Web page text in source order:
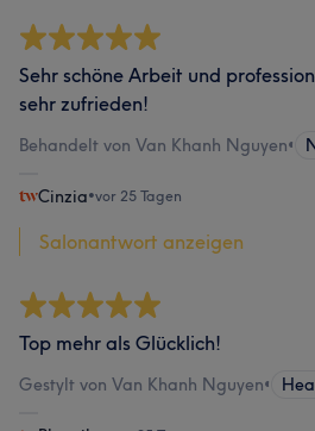
Sehr schöne Arbeit und
sehr zufrieden!
Behandelt von Van Khanh Nguyen•
Cinzia•vor 25 Tagen
Salonantwort anzeigen
Top mehr als Glücklich!
Gestylt von Van Khanh Nguyen•